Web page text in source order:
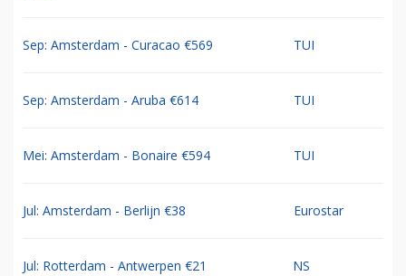
Sep: Amsterdam - Curacao €569 TUI
Sep: Amsterdam - Aruba €614 TUI
Mei: Amsterdam - Bonaire €594 TUI
Jul: Amsterdam - Berlijn €38 Eurostar
Jul: Rotterdam - Antwerpen €21 NS